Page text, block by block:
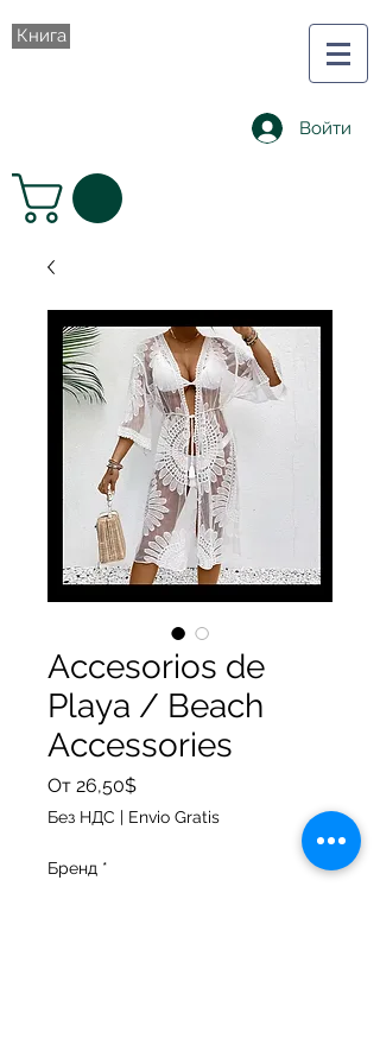
Книга
Войти
Accesorios de
Playa / Beach
Accessories
От 26,50$Спеццена
Без НДС | Envio Gratis
Бренд *